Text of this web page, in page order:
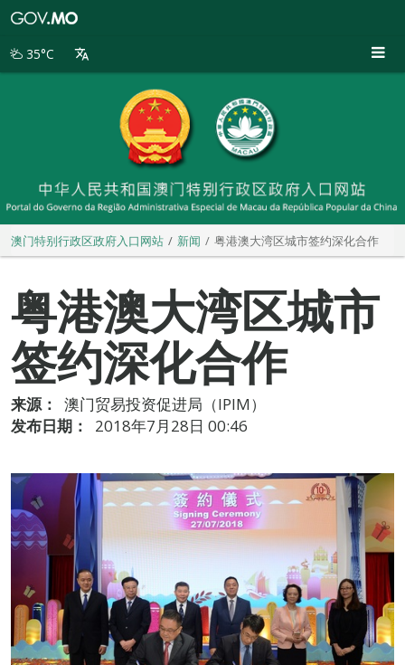
别
35°C
澳门特别行政区政府入口网站 新闻 粤港澳大湾区城市签约深化合作
粤港澳大湾区城市
签约深化合作
来源：
澳门贸易投资促进局（IPIM）
发布日期：
2018年7月28日 00:46